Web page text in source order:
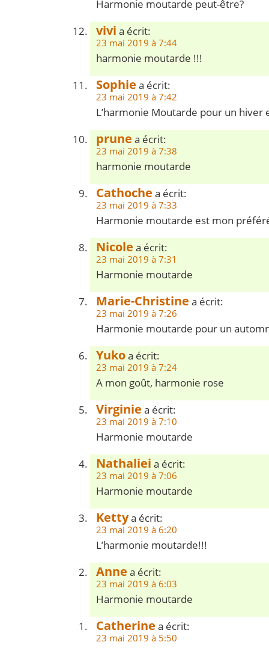
Harmonie moutarde peut-être?
vivi a écrit:
23 mai 2019 à 7:44
harmonie moutarde !!!
Sophie a écrit:
23 mai 2019 à 7:42
L’harmonie Moutarde pour un hiver
prune a écrit:
23 mai 2019 à 7:38
harmonie moutarde
Cathoche a écrit:
23 mai 2019 à 7:33
Harmonie moutarde est mon
Nicole a écrit:
23 mai 2019 à 7:31
Harmonie moutarde
Marie-Christine a écrit:
23 mai 2019 à 7:26
Harmonie moutarde pour un
Yukoa écrit:
23 mai 2019 à 7:24
A mon goût, harmonie rose
Virginie a écrit:
23 mai 2019 à 7:10
Harmonie moutarde
Nathaliei a écrit:
23 mai 2019 à 7:06
Harmonie moutarde
Kettya écrit:
23 mai 2019 à 6:20
L’harmonie moutarde!!!
Anne a écrit:
23 mai 2019 à 6:03
Harmonie moutarde
Catherine a écrit:
23 mai 2019 à 5:50